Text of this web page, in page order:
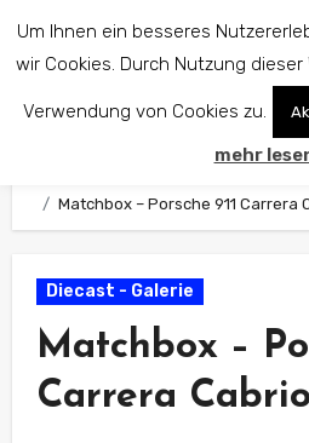
Matchbox – Porsche 911 Carrera
Diecast - Galerie
Matchbox –
Carrera
Um Ihnen ein besseres
wir Cookies. Durch Nutzung
Verwendung von Cookies zu.
mehr